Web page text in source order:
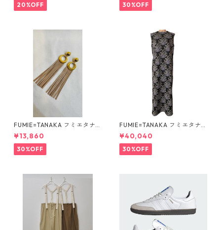
20%OFF 30%OFF
FUMIE=TANAKA フミエタナ
カ ring fringe earring F23A
-55 NU
¥13,860
30%OFF
FUMIE=TANAKA フミエタナ
カ flower JQ OP (BLK)F25S-
13
¥40,040
30%OFF